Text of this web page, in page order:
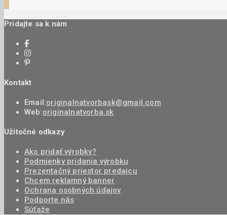
Pridajte sa k nám
Kontakt
Email:originalnatvorbask@gmail.com
Web:originalnatvorba.sk
Užitočné odkazy
Ako pridať výrobky?
Podmienky pridania výrobku
Prezentačný priestor predajcu
Chcem reklamný banner
Ochrana osobných údajov
Podporte nás
Súťaže